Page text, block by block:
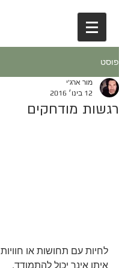
פוסט
רגשות מודחקים
מור ארג'י
12 בינו׳ 2016
לחיות עם תחושות או חוויות
איתן אינך יכול להתמודד,